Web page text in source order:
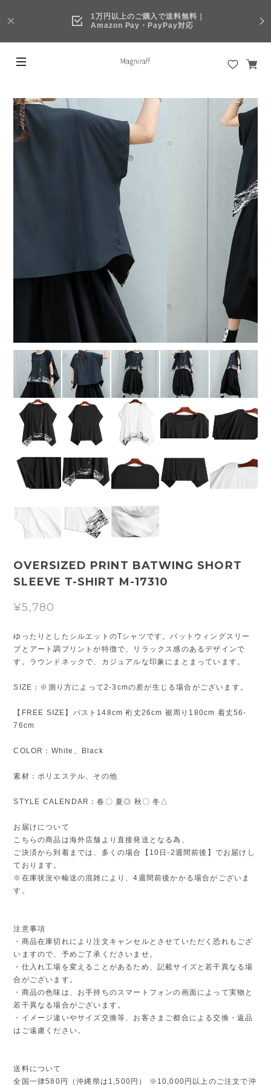
1万円以上のご購入で送料無料｜
Amazon Pay・PayPay対応
OVERSIZED PRINT BATWING SHORT
SLEEVE T-SHIRT M-17310
¥5,780
ゆったりとしたシルエットのTシャツです。バットウィングスリー
ブとアート調プリントが特徴で、リラックス感のあるデザインで
す。ラウンドネックで、カジュアルな印象にまとまっています。
SIZE：※測り方によって2-3cmの差が生じる場合がございます。
【FREE SIZE】バスト148cm 裄丈26cm 裾周り180cm 着丈56-
76cm
COLOR：White、Black
素材：ポリエステル、その他
STYLE CALENDAR：春〇 夏◎ 秋〇 冬△
お届けについて
こちらの商品は海外店舗より直接発送となる為、
ご決済から到着までは、多くの場合【10日-2週間前後】でお届けし
ております。
※在庫状況や輸送の混雑により、4週間前後かかる場合がございま
す。
注意事項
・商品在庫切れにより注文キャンセルとさせていただく恐れもござ
いますので、予めご了承くださいませ。
・仕入れ工場を変えることがあるため、記載サイズと若干異なる場
合がございます。
・商品の色味は、お手持ちのスマートフォンの画面によって実物と
若干異なる場合がございます。
・イメージ違いやサイズ交換等、お客さまご都合による交換・返品
はご遠慮ください。
送料について
全国一律580円（沖縄県は1,500円） ※10,000円以上のご注文で沖